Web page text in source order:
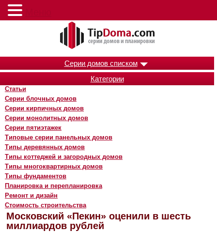
Серии домов списком
Категории
Статьи
Серии блочных домов
Серии кирпичных домов
Серии монолитных домов
Серии пятиэтажек
Типовые серии панельных домов
Типы деревянных домов
Типы коттеджей и загородных домов
Типы многоквартирных домов
Типы фундаментов
Планировка и перепланировка
Ремонт и дизайн
Стоимость строительства
Московский «Пекин» оценили в шесть
миллиардов рублей